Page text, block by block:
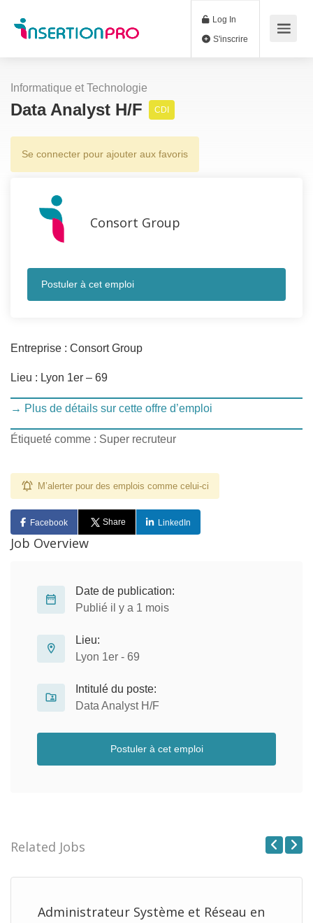
Log In
Informatique et Technologie
Data Analyst H/F CDI
Se connecter pour ajouter aux favoris
Consort Group
Postuler à cet emploi
Entreprise : Consort Group
Lieu : Lyon 1er – 69
→ Plus de détails sur cette offre d’emploi
Étiqueté comme : Super recruteur
M’alerter pour des emplois comme celui-ci
Facebook Share LinkedIn
Job Overview
Date de publication:
Publié il y a 1 mois
Lieu:
Lyon 1er - 69
Intitulé du poste:
Data Analyst H/F
Postuler à cet emploi
Related Jobs
Administrateur Système et Réseau en